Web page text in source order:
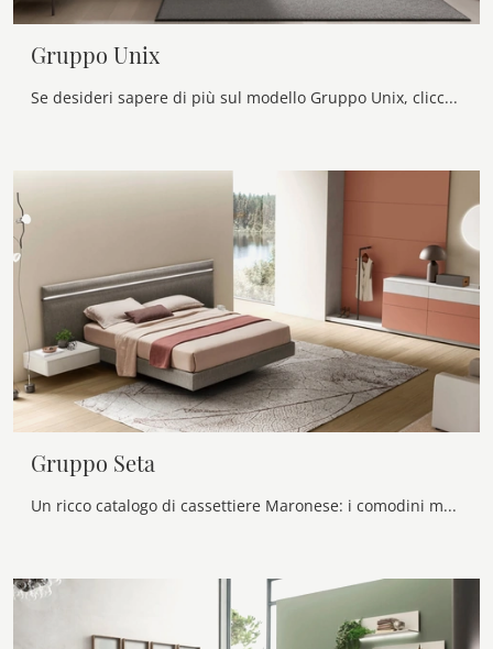
Gruppo Unix
Se desideri sapere di più sul modello Gruppo Unix, clicca e scopri i Comodini e comò Maronese ideali per la tua zona notte.
Gruppo Seta
Un ricco catalogo di cassettiere Maronese: i comodini moderni in laccato opaco, come Gruppo Seta, sono tra le soluzioni più belle.